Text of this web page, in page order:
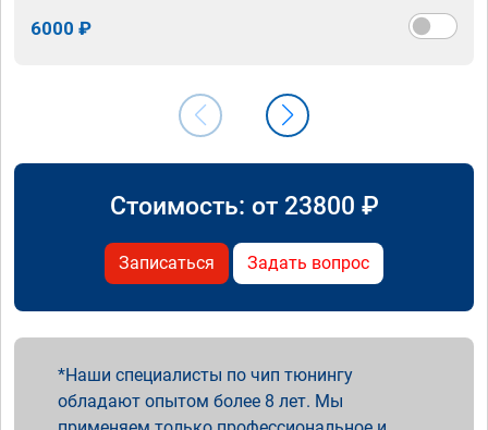
6000 ₽
Стоимость: от 23800 ₽
Записаться Задать вопрос
Наши специалисты по чип тюнингу
обладают опытом более 8 лет. Мы